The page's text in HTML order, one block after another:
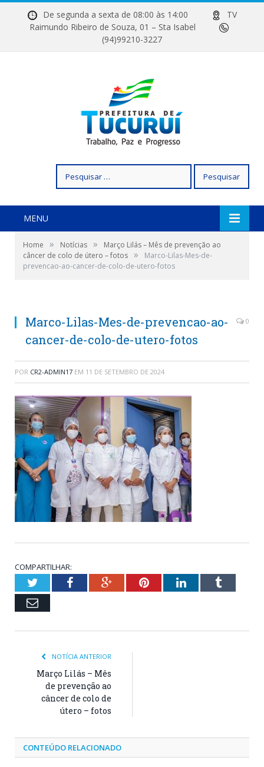
De segunda a sexta de 08:00 às 14:00
TV
Raimundo Ribeiro de Souza, 01 – Sta Isabel
(94)99210-3227
por:
MENU
Home » Notícias »
Março Lilás – Mês de prevenção ao
câncer de colo de útero – fotos »
Marco-Lilas-Mes-de-
prevencao-ao-cancer-de-colo-de-utero-fotos
Marco-Lilas-Mes-de-prevencao-ao-
cancer-de-colo-de-utero-fotos
0
POR CR2-ADMIN17 EM 11 DE SETEMBRO DE 2024
COMPARTILHAR:
TwitterFacebookGoogle+PinterestLinkedInTumblr
Email
NOTÍCIA ANTERIOR
Março Lilás – Mês
de prevenção ao
câncer de colo de
útero – fotos
CONTEÚDO RELACIONADO